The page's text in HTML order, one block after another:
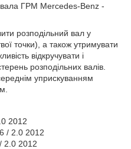
вала ГРМ Mercedes-Benz -
розподільний вал у
точки), а також утримувати
відкручувати і
розподільних валів.
уприскуванням
2012
/ 2.0 2012
2.0 2012